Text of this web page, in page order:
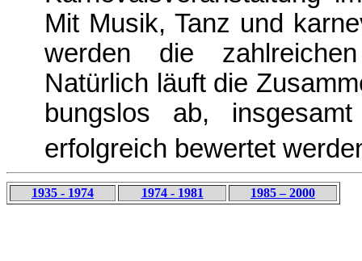
Mit Musik, Tanz und
werden die
Natürlich läuft die
bungslos ab,
erfolgreich bewertet
1935 - 1974 1974 - 1981 1985 – 2000